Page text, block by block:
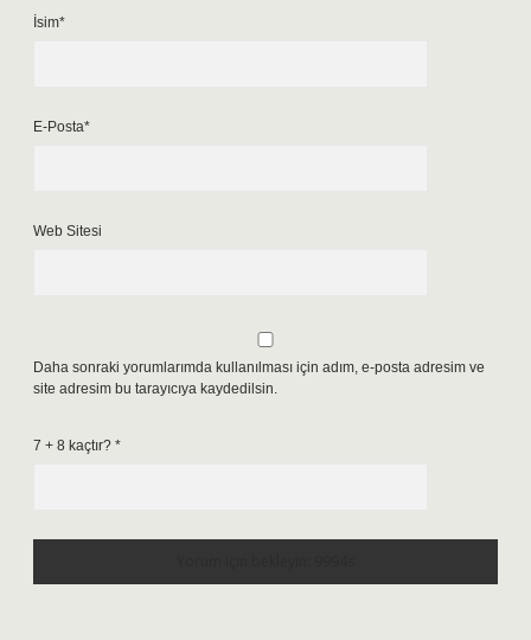
İsim*
E-Posta*
Web Sitesi
Daha sonraki yorumlarımda kullanılması için adım, e-posta adresim ve
site adresim bu tarayıcıya kaydedilsin.
7 + 8 kaçtır? *